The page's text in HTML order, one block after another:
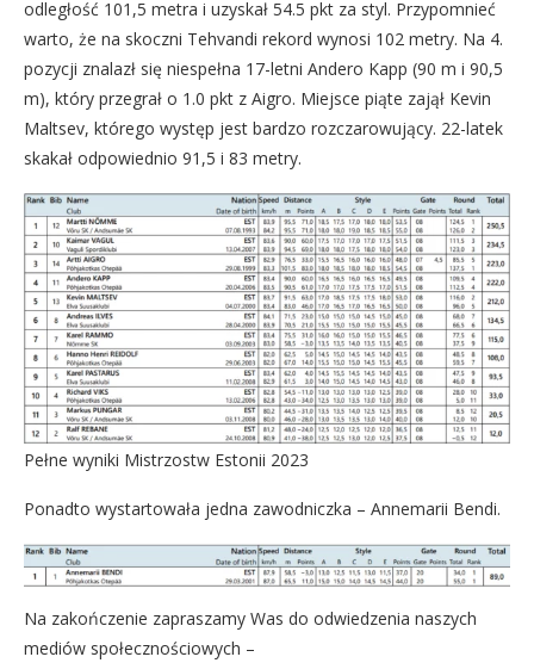
odległość 101,5 metra i uzyskał 54.5 pkt za styl. Przypomnieć
warto, że na skoczni Tehvandi rekord wynosi 102 metry. Na 4.
pozycji znalazł się niespełna 17-letni Andero Kapp (90 m i 90,5
m), który przegrał o 1.0 pkt z Aigro. Miejsce piąte zajął Kevin
Maltsev, którego występ jest bardzo rozczarowujący. 22-latek
skakał odpowiednio 91,5 i 83 metry.
Pełne wyniki Mistrzostw Estonii 2023
Ponadto wystartowała jedna zawodniczka – Annemarii Bendi.
Na zakończenie zapraszamy Was do odwiedzenia naszych
mediów społecznościowych –